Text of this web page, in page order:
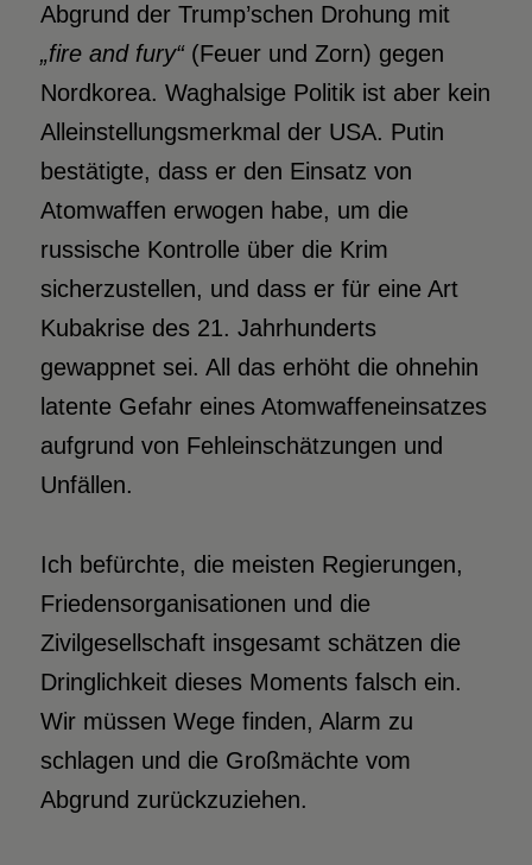
Abgrund der Trump’schen Drohung mit
„fire and fury“(Feuer und Zorn) gegen
Nordkorea. Waghalsige Politik ist aber kein
Alleinstellungsmerkmal der USA. Putin
bestätigte, dass er den Einsatz von
Atomwaffen erwogen habe, um die
russische Kontrolle über die Krim
sicherzustellen, und dass er für eine Art
Kubakrise des 21. Jahrhunderts
gewappnet sei. All das erhöht die ohnehin
latente Gefahr eines Atomwaffeneinsatzes
aufgrund von Fehleinschätzungen und
Unfällen.
Ich befürchte, die meisten Regierungen,
Friedensorganisationen und die
Zivilgesellschaft insgesamt schätzen die
Dringlichkeit dieses Moments falsch ein.
Wir müssen Wege finden, Alarm zu
schlagen und die Großmächte vom
Abgrund zurückzuziehen.